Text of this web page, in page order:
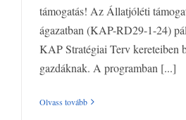
támogatás! Az Állatjóléti
ágazatban (KAP-RD29-1-24)
KAP Stratégiai Terv kereteiben
gazdáknak. A programban [...]
Olvass tovább